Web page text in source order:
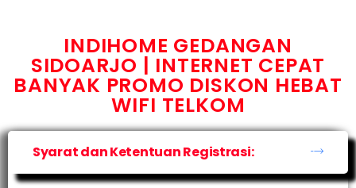
INDIHOME GEDANGAN
SIDOARJO | INTERNET CEPAT
BANYAK PROMO DISKON HEBAT
WIFI TELKOM
Syarat dan Ketentuan Registrasi: